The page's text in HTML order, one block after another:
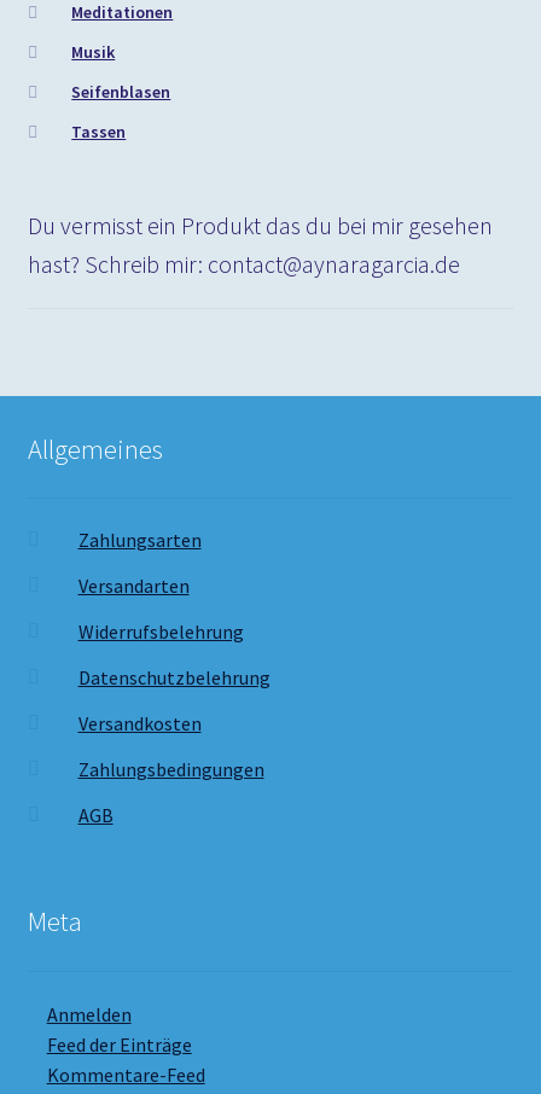
Meditationen
Musik
Seifenblasen
Tassen
Du vermisst ein Produkt das du bei mir gesehen
hast? Schreib mir: contact@aynaragarcia.de
Allgemeines
Zahlungsarten
Versandarten
Widerrufsbelehrung
Datenschutzbelehrung
Versandkosten
Zahlungsbedingungen
AGB
Meta
Anmelden
Feed der Einträge
Kommentare-Feed